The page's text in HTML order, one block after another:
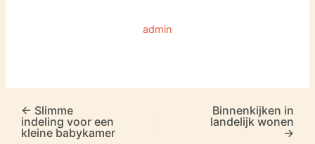
admin
← Slimme
indeling voor een
kleine babykamer
Binnenkijken in
landelijk wonen
→